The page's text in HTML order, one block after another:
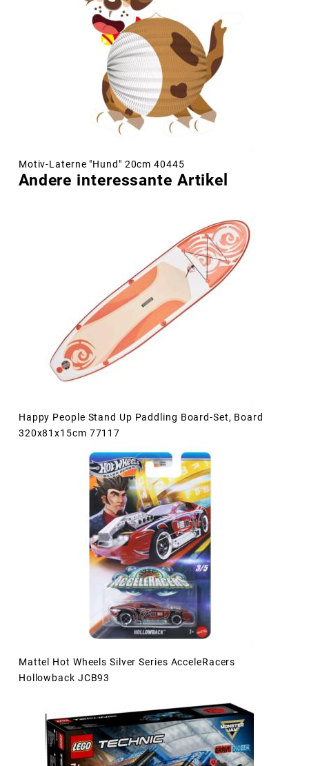
Motiv-Laterne "Hund" 20cm 40445
Andere interessante Artikel
Happy People Stand Up Paddling Board-Set, Board
320x81x15cm 77117
Mattel Hot Wheels Silver Series AcceleRacers
Hollowback JCB93